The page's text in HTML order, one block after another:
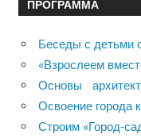
ПРОГРАММА
Беседы с детьми
«Взрослеем
Основы
Освоение города
Строим «Город-